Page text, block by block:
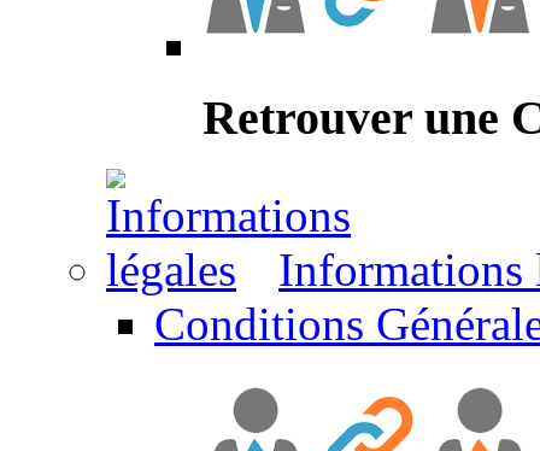
Retrouver une
Informations
Conditions